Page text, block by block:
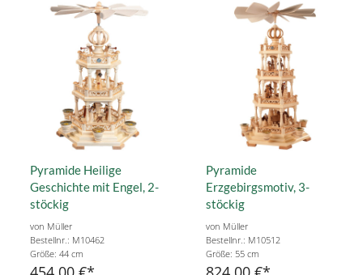
Pyramide Heilige
Geschichte mit Engel, 2-
stöckig
von Müller
Bestellnr.: M10462
Größe: 44 cm
Pyramide
Erzgebirgsmotiv, 3-
stöckig
von Müller
Bestellnr.: M10512
Größe: 55 cm